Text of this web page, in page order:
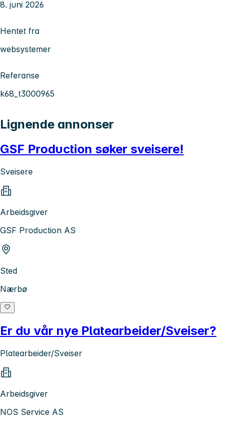
8. juni 2026
Hentet fra
websystemer
Referanse
k68_t3000965
Lignende annonser
GSF Production søker sveisere!
Sveisere
Arbeidsgiver
GSF Production AS
Sted
Nærbø
Er du vår nye Platearbeider/Sveiser?
Platearbeider/Sveiser
Arbeidsgiver
NOS Service AS